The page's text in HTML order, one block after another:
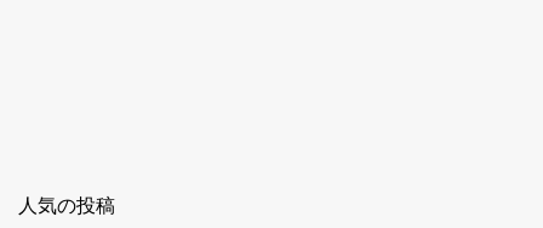
人気の投稿